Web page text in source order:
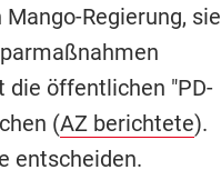
Regierung, sie
die öffentlichen "PD-
(AZ berichtete).
entscheiden.